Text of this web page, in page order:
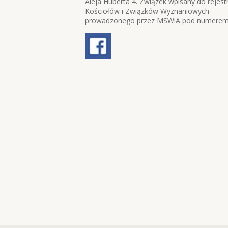
Kościołów i Związków Wyznaniowych
prowadzonego przez MSWiA pod